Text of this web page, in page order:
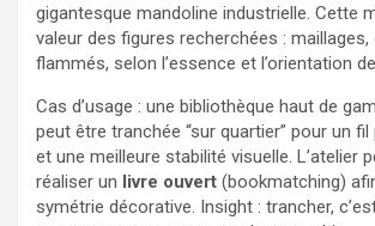
gigantesque mandoline industrielle. Cette
valeur des figures recherchées : maillages,
flammés, selon l’essence et l’orientation
Cas d’usage : une bibliothèque haut de
peut être tranchée “sur quartier” pour un
et une meilleure stabilité visuelle. L’atelier
réaliser un livre ouvert (bookmatching)
symétrie décorative. Insight : trancher,